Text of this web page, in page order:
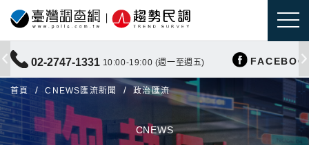
02-2747-1331 10:00-19:00 (週一至週五)
首頁 CNEWS匯流新聞 政治匯流
CNEWS